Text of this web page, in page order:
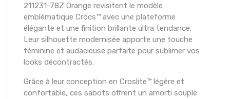
211231-78Z Orange revisitent le modèle
emblématique Crocs™ avec une plateforme
élégante et une finition brillante ultra tendance.
Leur silhouette modernisée apporte une touche
féminine et audacieuse parfaite pour sublimer vos
looks décontractés.
Grâce à leur conception en Croslite™ légère et
confortable, ces sabots offrent un amorti souple